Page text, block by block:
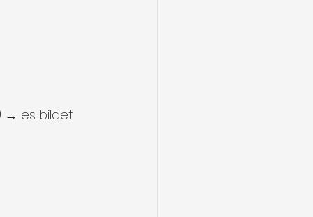
→ es bildet